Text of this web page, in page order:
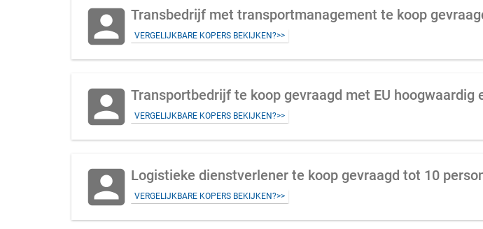
account_box Transbedrijf met transportmanagement te koop
VERGELIJKBARE KOPERS BEKIJKEN?>>
account_box Transportbedrijf te koop gevraagd met EU hoogwaardig
VERGELIJKBARE KOPERS BEKIJKEN?>>
account_box Logistieke dienstverlener te koop gevraagd tot 10
VERGELIJKBARE KOPERS BEKIJKEN?>>